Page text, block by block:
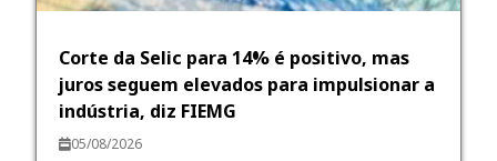
Corte da Selic para 14% é positivo, mas
juros seguem elevados para impulsionar a
indústria, diz FIEMG
05/08/2026